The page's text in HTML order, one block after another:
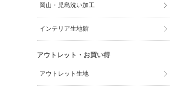
岡山・児島洗い加工
インテリア生地館
アウトレット・お買い得
アウトレット生地